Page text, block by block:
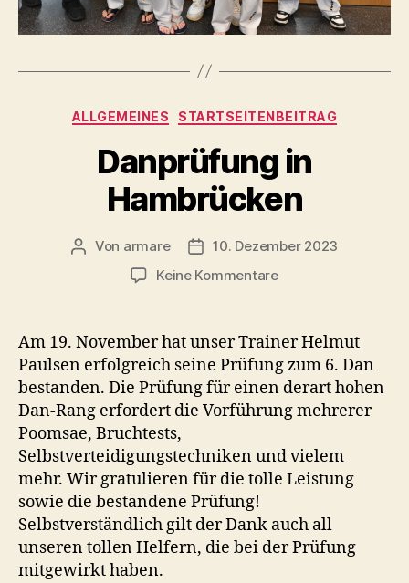
Kategorien
ALLGEMEINES STARTSEITENBEITRAG
Danprüfung in
Hambrücken
Beitragsautor
Von armare Beitragsdatum
10. Dezember 2023
Keine Kommentarezu
Hambrücken
Am 19. November hat unser Trainer Helmut
Paulsen erfolgreich seine Prüfung zum 6. Dan
bestanden. Die Prüfung für einen derart hohen
Dan-Rang erfordert die Vorführung mehrerer
Poomsae, Bruchtests,
Selbstverteidigungstechniken und vielem
mehr. Wir gratulieren für die tolle Leistung
sowie die bestandene Prüfung!
Selbstverständlich gilt der Dank auch all
unseren tollen Helfern, die bei der Prüfung
mitgewirkt haben.